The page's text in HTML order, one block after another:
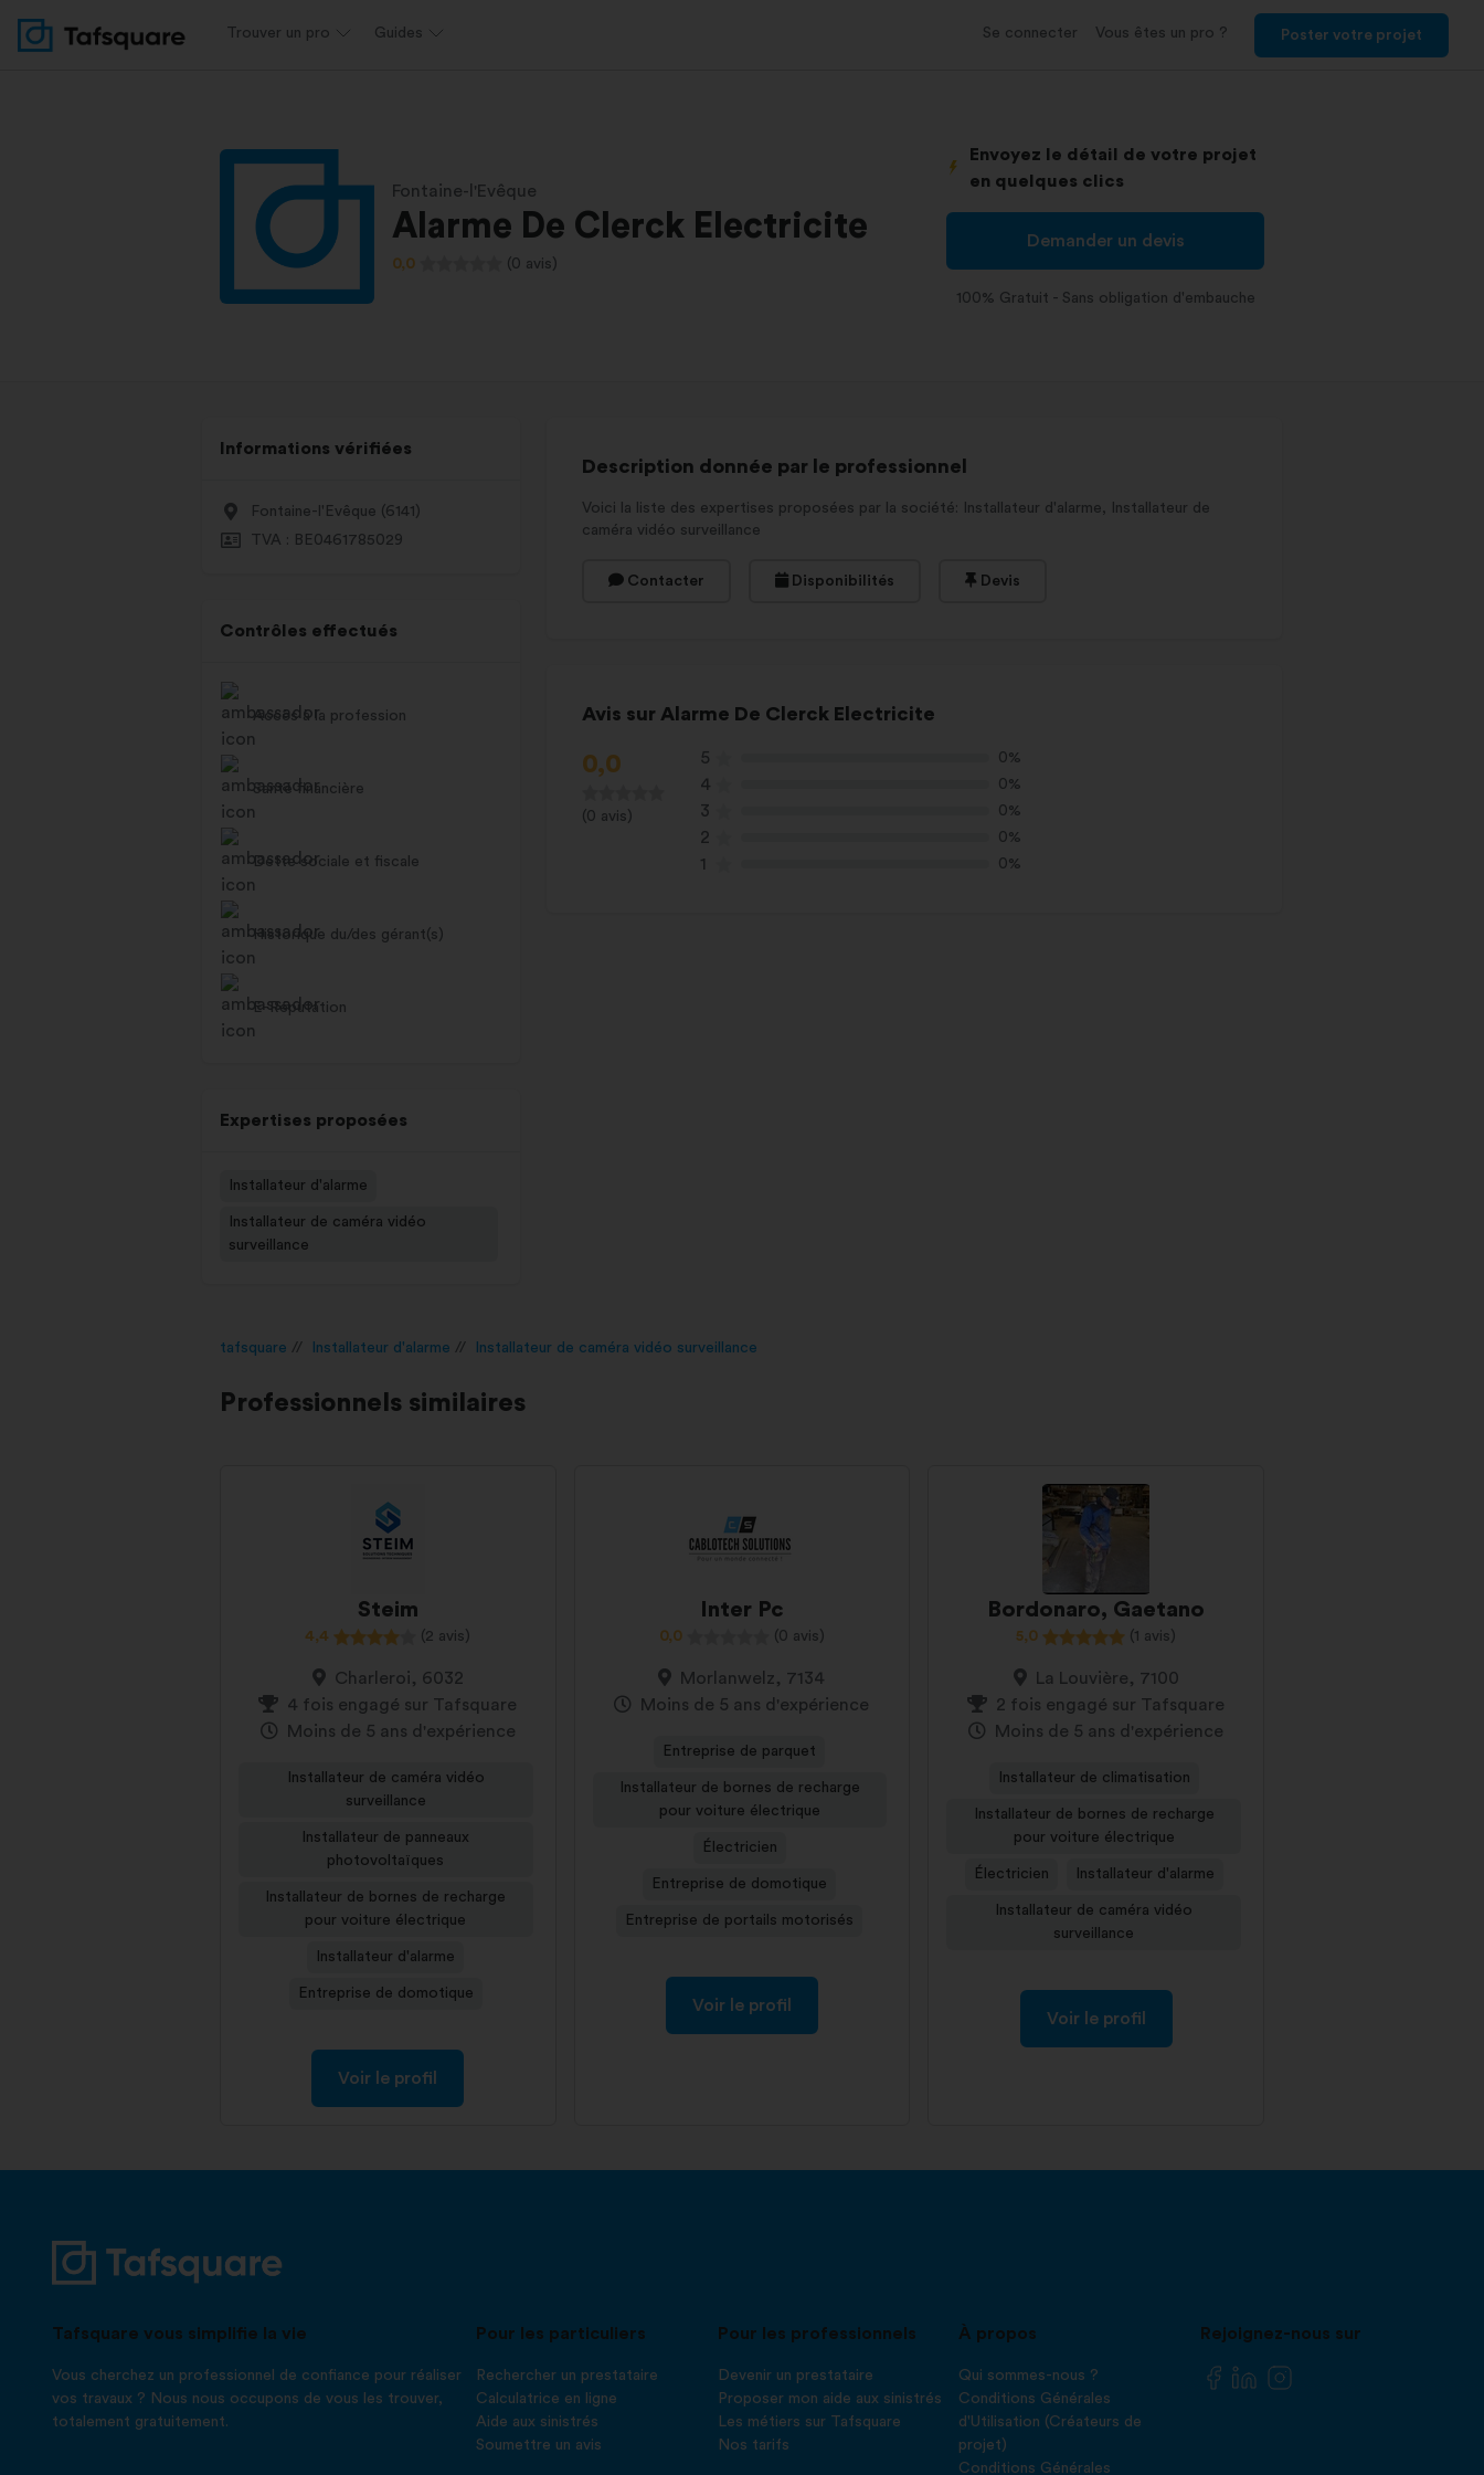
Trouver un pro Guides Se connecter Vous êtes un pro ? Poster votre projet
Fontaine-l'Evêque
Alarme De Clerck Electricite
0,0 (0 avis)
Envoyez le détail de votre projet
en quelques clics
Demander un devis
100% Gratuit - Sans obligation d'embauche
Informations vérifiées
Fontaine-l'Evêque (6141)
TVA : BE0461785029
Contrôles effectués
Accès à la profession
Santé financière
Dette sociale et fiscale
Historique du/des gérant(s)
E-Réputation
Expertises proposées
Installateur d'alarme
Installateur de caméra vidéo
surveillance
Description donnée par le professionnel
Voici la liste des expertises proposées par la société: Installateur d'alarme, Installateur de
caméra vidéo surveillance
Contacter Disponibilités Devis
Avis sur Alarme De Clerck Electricite
0,0
(0 avis)
5 0%
4 0%
3 0%
2 0%
1 0%
tafsquare Installateur d'alarme Installateur de caméra vidéo surveillance
Professionnels similaires
Steim
4,4 (2 avis)
Charleroi, 6032
4 fois engagé sur Tafsquare
Moins de 5 ans d'expérience
Installateur de caméra vidéo
surveillance
Installateur de panneaux
photovoltaïques
Installateur de bornes de recharge
pour voiture électrique
Installateur d'alarme
Entreprise de domotique
Voir le profil
Inter Pc
0,0 (0 avis)
Morlanwelz, 7134
Moins de 5 ans d'expérience
Entreprise de parquet
Installateur de bornes de recharge
pour voiture électrique
Électricien
Entreprise de domotique
Entreprise de portails motorisés
Voir le profil
Bordonaro, Gaetano
5,0 (1 avis)
La Louvière, 7100
2 fois engagé sur Tafsquare
Moins de 5 ans d'expérience
Installateur de climatisation
Installateur de bornes de recharge
pour voiture électrique
Électricien Installateur d'alarme
Installateur de caméra vidéo
surveillance
Voir le profil
Tafsquare vous simplifie la vie
Vous cherchez un professionnel de confiance pour réaliser
vos travaux ? Nous nous occupons de vous les trouver,
totalement gratuitement.
Pour les particuliers
Rechercher un prestataire
Calculatrice en ligne
Aide aux sinistrés
Soumettre un avis
Pour les professionnels
Devenir un prestataire
Proposer mon aide aux sinistrés
Les métiers sur Tafsquare
Nos tarifs
À propos
Qui sommes-nous ?
Conditions Générales
d'Utilisation (Créateurs de
projet)
Conditions Générales
Rejoignez-nous sur